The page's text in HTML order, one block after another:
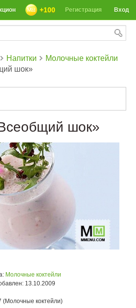
Вход
Регистрация
+100
Напитки
Молочные коктейли
шок»
шок»
Молочные коктейли
13.10.2009
(Молочные коктейли)